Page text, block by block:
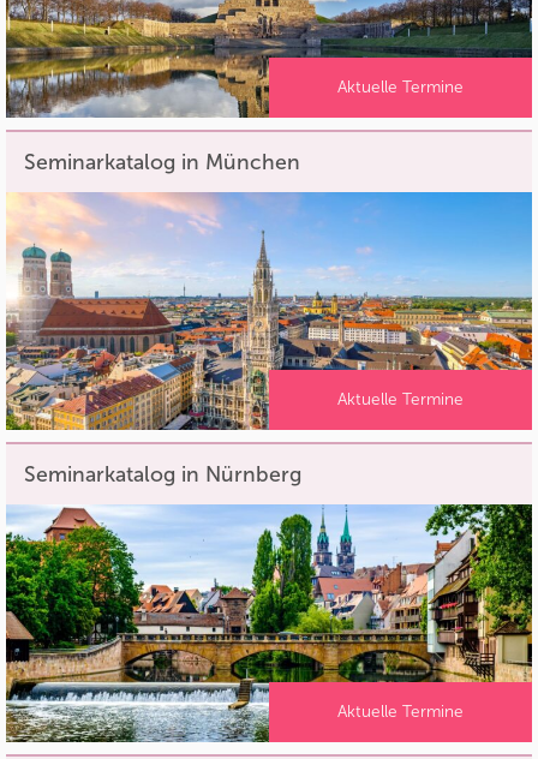
Aktuelle Termine
Seminarkatalog in München
Aktuelle Termine
Seminarkatalog in Nürnberg
Aktuelle Termine